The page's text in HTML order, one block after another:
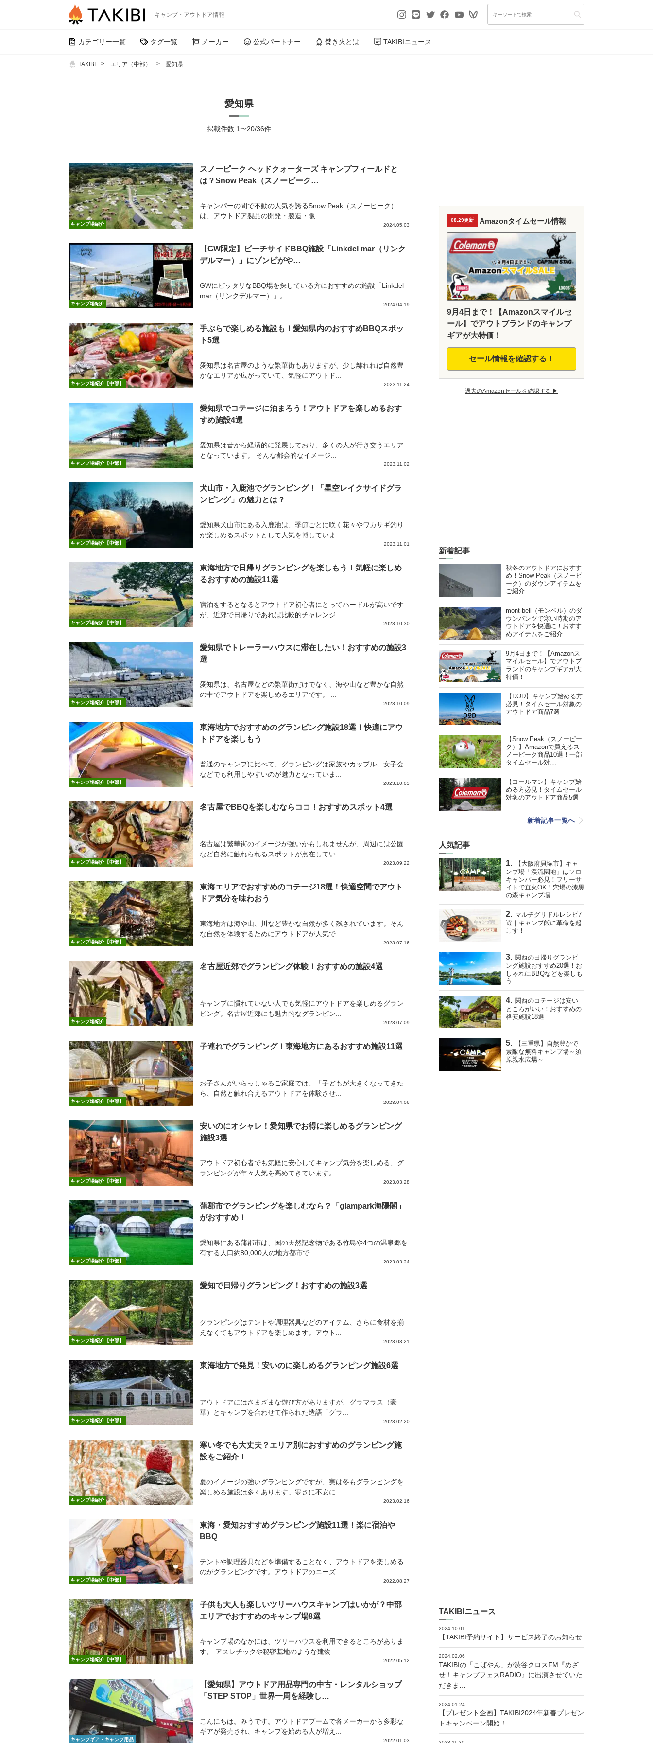
キャンプ・アウトドア情報
カテゴリー一覧 タグ一覧 メーカー 公式パートナー 焚き火とは TAKIBIニュース
TAKIBI エリア（中部） 愛知県
愛知県
掲載件数 1〜20/36件
キャンプ場紹介
スノーピーク ヘッドクォーターズ キャンプフィールドと
は？Snow Peak（スノーピーク…
キャンパーの間で不動の人気を誇るSnow Peak（スノーピーク）
は、アウトドア製品の開発・製造・販...
2024.05.03
キャンプ場紹介
【GW限定】ビーチサイドBBQ施設「Linkdel mar（リンク
デルマー）」にゾンビがや…
GWにピッタリなBBQ場を探している方におすすめの施設「Linkdel
mar（リンクデルマー）」。...
2024.04.19
キャンプ場紹介【中部】
手ぶらで楽しめる施設も！愛知県内のおすすめBBQスポッ
ト5選
愛知県は名古屋のような繁華街もありますが、少し離れれば自然豊
かなエリアが広がっていて、気軽にアウトド...
2023.11.24
キャンプ場紹介【中部】
愛知県でコテージに泊まろう！アウトドアを楽しめるおす
すめ施設4選
愛知県は昔から経済的に発展しており、多くの人が行き交うエリア
となっています。 そんな都会的なイメージ...
2023.11.02
キャンプ場紹介【中部】
犬山市・入鹿池でグランピング！「星空レイクサイドグラ
ンピング」の魅力とは？
愛知県犬山市にある入鹿池は、季節ごとに咲く花々やワカサギ釣り
が楽しめるスポットとして人気を博していま...
2023.11.01
キャンプ場紹介【中部】
東海地方で日帰りグランピングを楽しもう！気軽に楽しめ
るおすすめの施設11選
宿泊をするとなるとアウトドア初心者にとってハードルが高いです
が、近郊で日帰りであれば比較的チャレンジ...
2023.10.30
キャンプ場紹介【中部】
愛知県でトレーラーハウスに滞在したい！おすすめの施設3
選
愛知県は、名古屋などの繁華街だけでなく、海や山など豊かな自然
の中でアウトドアを楽しめるエリアです。 ...
2023.10.09
キャンプ場紹介【中部】
東海地方でおすすめのグランピング施設18選！快適にアウ
トドアを楽しもう
普通のキャンプに比べて、グランピングは家族やカップル、女子会
などでも利用しやすいのが魅力となっていま...
2023.10.03
キャンプ場紹介【中部】
名古屋でBBQを楽しむならココ！おすすめスポット4選
名古屋は繁華街のイメージが強いかもしれませんが、周辺には公園
など自然に触れられるスポットが点在してい...
2023.09.22
キャンプ場紹介【中部】
東海エリアでおすすめのコテージ18選！快適空間でアウト
ドア気分を味わおう
東海地方は海や山、川など豊かな自然が多く残されています。そん
な自然を体験するためにアウトドアが人気で...
2023.07.16
キャンプ場紹介
名古屋近郊でグランピング体験！おすすめの施設4選
キャンプに慣れていない人でも気軽にアウトドアを楽しめるグラン
ピング。名古屋近郊にも魅力的なグランピン...
2023.07.09
キャンプ場紹介【中部】
子連れでグランピング！東海地方にあるおすすめ施設11選
お子さんがいらっしゃるご家庭では、「子どもが大きくなってきた
ら、自然と触れ合えるアウトドアを体験させ...
2023.04.06
キャンプ場紹介【中部】
安いのにオシャレ！愛知県でお得に楽しめるグランピング
施設3選
アウトドア初心者でも気軽に安心してキャンプ気分を楽しめる、グ
ランピングが年々人気を高めてきています。...
2023.03.28
キャンプ場紹介【中部】
蒲郡市でグランピングを楽しむなら？「glampark海陽閣」
がおすすめ！
愛知県にある蒲郡市は、国の天然記念物である竹島や4つの温泉郷を
有する人口約80,000人の地方都市で...
2023.03.24
キャンプ場紹介【中部】
愛知で日帰りグランピング！おすすめの施設3選
グランピングはテントや調理器具などのアイテム、さらに食材を揃
えなくてもアウトドアを楽しめます。アウト...
2023.03.21
キャンプ場紹介【中部】
東海地方で発見！安いのに楽しめるグランピング施設6選
アウトドアにはさまざまな遊び方がありますが、グラマラス（豪
華）とキャンプを合わせて作られた造語「グラ...
2023.02.20
キャンプ場紹介
寒い冬でも大丈夫？エリア別におすすめのグランピング施
設をご紹介！
夏のイメージの強いグランピングですが、実は冬もグランピングを
楽しめる施設は多くあります。寒さに不安に...
2023.02.16
キャンプ場紹介【中部】
東海・愛知おすすめグランピング施設11選！楽に宿泊や
BBQ
テントや調理器具などを準備することなく、アウトドアを楽しめる
のがグランピングです。アウトドアのニーズ...
2022.08.27
キャンプ場紹介【中部】
子供も大人も楽しいツリーハウスキャンプはいかが？中部
エリアでおすすめのキャンプ場8選
キャンプ場のなかには、ツリーハウスを利用できるところがありま
す。 アスレチックや秘密基地のような建物...
2022.05.12
キャンプギア・キャンプ用品
【愛知県】アウトドア用品専門の中古・レンタルショップ
「STEP STOP」世界一周を経験し…
こんにちは。みうです。アウトドアブームで各メーカーから多彩な
ギアが発売され、キャンプを始める人が増え...
2022.01.03
08.29更新 Amazonタイムセール情報
9月4日まで！【Amazonスマイルセ
ール】でアウトブランドのキャンプ
ギアが大特価！
セール情報を確認する！
過去のAmazonセールを確認する ▶︎
新着記事
秋冬のアウトドアにおすす
め！Snow Peak（スノーピ
ーク）のダウンアイテムを
ご紹介
mont-bell（モンベル）のダ
ウンパンツで寒い時期のア
ウトドアを快適に！おすす
めアイテムをご紹介
9月4日まで！【Amazonス
マイルセール】でアウトブ
ランドのキャンプギアが大
特価！
【DOD】キャンプ始める方
必見！タイムセール対象の
アウトドア商品7選
【Snow Peak（スノーピー
ク）】Amazonで買えるス
ノーピーク商品10選！一部
タイムセール対…
【コールマン】キャンプ始
める方必見！タイムセール
対象のアウトドア商品5選
新着記事一覧へ
人気記事
【大阪府貝塚市】キャ
ンプ場「渓流園地」はソロ
キャンパー必見！フリーサ
イトで直火OK！穴場の漆黒
の森キャンプ場
マルチグリドルレシピ7
選｜キャンプ飯に革命を起
こす！
関西の日帰りグランピ
ング施設おすすめ20選！お
しゃれにBBQなどを楽しも
う
関西のコテージは安い
ところがいい！おすすめの
格安施設18選
【三重県】自然豊かで
素敵な無料キャンプ場～須
原親水広場～
TAKIBIニュース
2024.10.01
【TAKIBI予約サイト】サービス終了のお知らせ
2024.02.06
TAKIBIの「こばやん」が渋谷クロスFM『めざ
せ！キャンプフェスRADIO』に出演させていた
だきま…
2024.01.24
【プレゼント企画】TAKIBI2024年新春プレゼン
トキャンペーン開始！